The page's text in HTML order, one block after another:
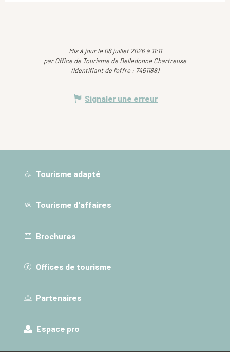
Mis à jour le 08 juillet 2026 à 11:11
par Office de Tourisme de Belledonne Chartreuse
(Identifiant de l'offre : 7451188)
Signaler une erreur
Tourisme adapté
Tourisme d'affaires
Brochures
Offices de tourisme
Partenaires
Espace pro